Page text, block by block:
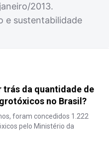
2013.
e sustentabilidade
trás da quantidade de
no Brasil?
foram concedidos 1.222
pelo Ministério da